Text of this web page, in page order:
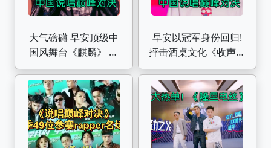
大气磅礴 早安顶级中
国风舞台《麒麟》 中
国说唱巅峰对决
早安以冠军身份回归!
抨击酒桌文化《收声》
中国说唱巅峰对决